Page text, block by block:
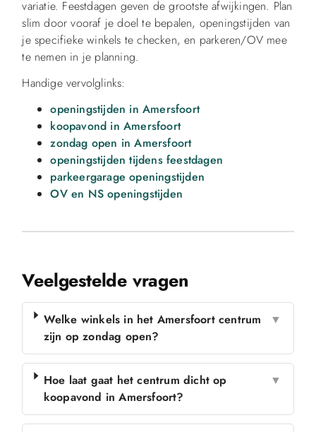
variatie. Feestdagen geven de grootste afwijkingen. Plan
slim door vooraf je doel te bepalen, openingstijden van
je specifieke winkels te checken, en parkeren/OV mee
te nemen in je planning.
Handige vervolglinks:
openingstijden in Amersfoort
koopavond in Amersfoort
zondag open in Amersfoort
openingstijden tijdens feestdagen
parkeergarage openingstijden
OV en NS openingstijden
Veelgestelde vragen
Welke winkels in het Amersfoort centrum
zijn op zondag open?
▼
Hoe laat gaat het centrum dicht op
koopavond in Amersfoort?
▼